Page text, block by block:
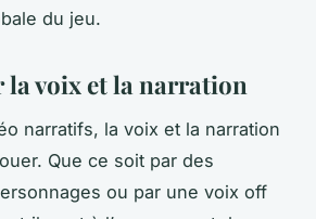
du jeu.
voix et la narration
narratifs, la voix et la narration
Que ce soit par des
ou par une voix off